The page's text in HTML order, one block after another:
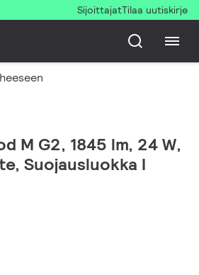
SijoittajatTilaa uutiskirje
M G2, 1845 lm, 24 W,
Suojausluokka I